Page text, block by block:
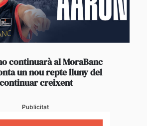
continuarà al MoraBanc
un nou repte lluny del
creixent
Publicitat